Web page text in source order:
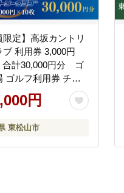
限定】高坂カントリ
ブ 利用券 3,000円
合計30,000円分 ゴ
ゴルフ利用券 チケ
円
東松山市